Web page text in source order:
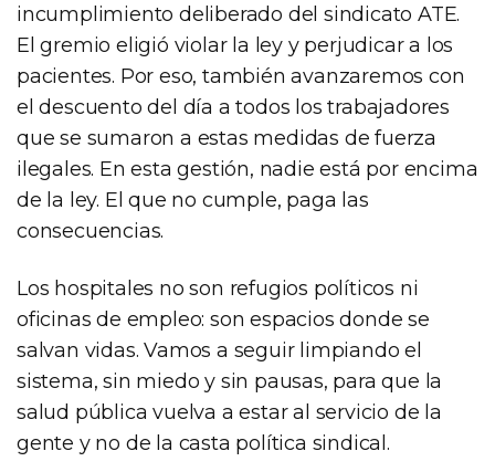
incumplimiento deliberado del sindicato ATE.
El gremio eligió violar la ley y perjudicar a los
pacientes. Por eso, también avanzaremos con
el descuento del día a todos los trabajadores
que se sumaron a estas medidas de fuerza
ilegales. En esta gestión, nadie está por encima
de la ley. El que no cumple, paga las
consecuencias.
Los hospitales no son refugios políticos ni
oficinas de empleo: son espacios donde se
salvan vidas. Vamos a seguir limpiando el
sistema, sin miedo y sin pausas, para que la
salud pública vuelva a estar al servicio de la
gente y no de la casta política sindical.